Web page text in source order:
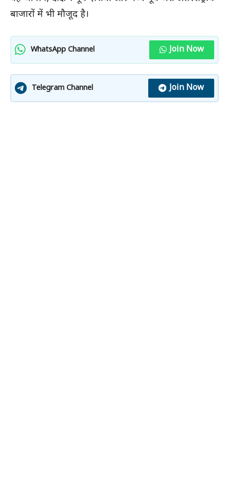
बाजारों में भी मौजूद है।
WhatsApp Channel Join Now
Telegram Channel Join Now